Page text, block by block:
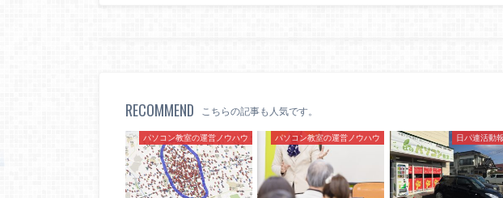
RECOMMEND こちらの記事も人気です。
パソコン教室の運営ノウハウ パソコン教室の運営ノウハウ 日パ連活動